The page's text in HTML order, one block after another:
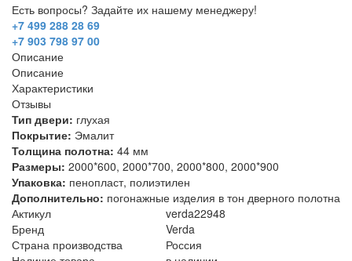
Есть вопросы? Задайте их нашему менеджеру!
+7 499 288 28 69
+7 903 798 97 00
Описание
Описание
Характеристики
Отзывы
Тип двери: глухая
Покрытие: Эмалит
Толщина полотна: 44 мм
Размеры: 2000*600, 2000*700, 2000*800, 2000*900
Упаковка: пенопласт, полиэтилен
Дополнительно: погонажные изделия в тон дверного полотна
Актикул
verda22948
Бренд
Verda
Страна производства
Россия